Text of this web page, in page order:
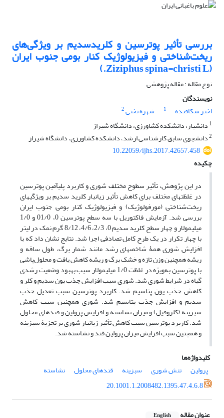
بررسی تأثیر پوترسین و کلریدسدیم بر ویژگی‌های
ریخت‌شناختی و فیزیولوژیک کنار بومی جنوب ایران
(Ziziphus spina-christi L.)
نوع مقاله : مقاله پژوهشی
نویسندگان
اختر شکافنده
1 شهره تختی2
1 دانشیار، دانشکده کشاورزی، دانشگاه شیراز
2دانشجوی سابق کارشناسی ارشد، دانشکده کشاورزی، دانشگاه شیراز
10.22059/ijhs.2017.42657.458
چکیده
در این پژوهش، تأثیر سطوح مختلف شوری و کاربرد پلی­آمین پوترسین
در غلظت­های مختلف برای کاهش تأثیر زیانبار کلرید سدیم بر ویژگی­های
ریخت‌شناختی (مورفولوژیک) و فیزیولوژیک کنار بومی جنوب ایران
بررسی شد. آزمایش فاکتوریل با سه سطح پوترسین 0، 01/0 و 1/0
میلی­مولار و چهار سطح کلرید سدیم 0، 2/3، 4/6، 8/12 گرم نمک در لیتر
با چهار تکرار در یک طرح کامل تصادفی اجرا شد. نتایج نشان داد که با
افزایش شوری همۀ شاخص­های رشد مانند شمار برگ، طول ساقه و
ریشه همچنین وزن تازه و خشک برگ و ریشه کاهش یافت و محلول‌پاشی
با پوترسین به‌ویژه در غلظت 1/0 میلی­مولار سبب بهبود وضعیت رشدی
گیاه در شرایط شوری شد. شوری سبب افزایش جذب یون سدیم و کلر و
کاهش جذب یون پتاسیم شد. کاربرد پوترسین سبب تعدیل جذب
سدیم و افزایش جذب پتاسیم شد. شوری همچنین سبب کاهش
سبزینه (کلروفیل) و میزان نشاسته و افزایش پرولین و قندهای محلول
شد. کاربرد پوترسین سبب کاهش تأثیر زیانبار شوری بر تجزیۀ سبزینه
و همچنین سبب افزایش میزان پرولین قند و نشاسته شد.
کلیدواژه‌ها
پرولین
تنش شوری سبزینه قند‌های محلول
نشاسته
20.1001.1.2008482.1395.47.4.6.8
عنوان مقاله English